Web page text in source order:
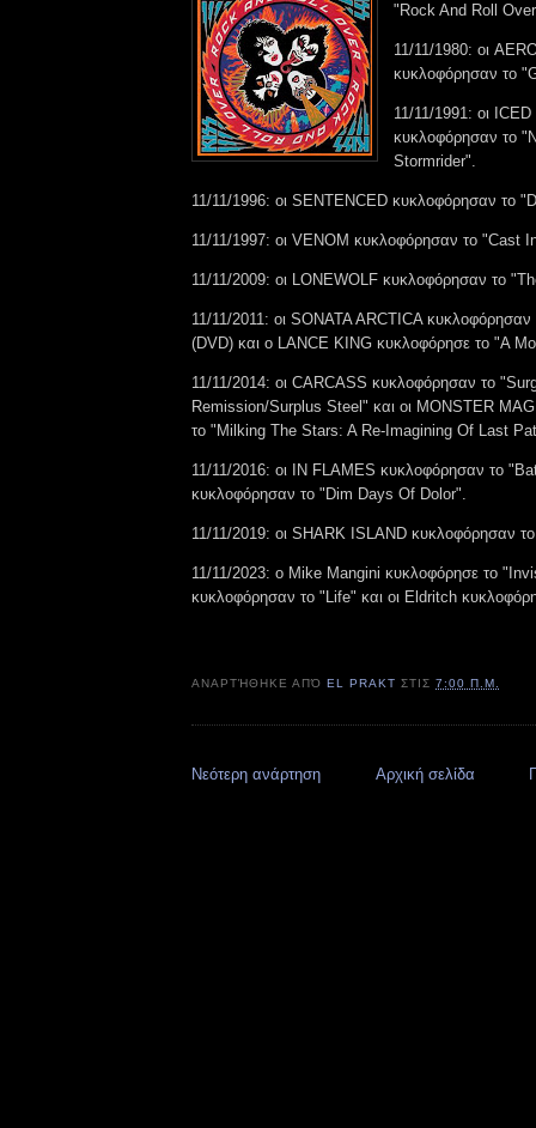
"Rock And Roll
11/11/1980: οι
κυκλοφόρησαν το
11/11/1991: οι
κυκλοφόρησαν το
Stormrider".
11/11/1996: οι SENTENCED κυκλοφόρησαν το
11/11/1997: οι VENOM κυκλοφόρησαν το "Cast
11/11/2009: οι LONEWOLF κυκλοφόρησαν το
11/11/2011: οι SONATA ARCTICA
(DVD) και ο LANCE KING κυκλοφόρησε το "A
11/11/2014: οι CARCASS κυκλοφόρησαν το
Remission/Surplus Steel" και οι MONSTER
το "Milking The Stars: A Re-Imagining Of Last
11/11/2016: οι IN FLAMES κυκλοφόρησαν το
κυκλοφόρησαν το "Dim Days Of Dolor".
11/11/2019: οι SHARK ISLAND κυκλοφόρησαν
11/11/2023: ο Mike Mangini κυκλοφόρησε το
κυκλοφόρησαν το "Life" και οι Eldritch
ΑΝΑΡΤΉΘΗΚΕ ΑΠΌEL PRAKT ΣΤΙΣ7:00 Π.Μ.
Νεότερη ανάρτηση Αρχική σελίδα